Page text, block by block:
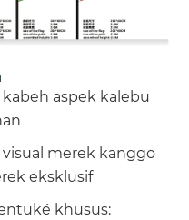
aspek kalebu
visual merek kanggo
eksklusif
khusus: